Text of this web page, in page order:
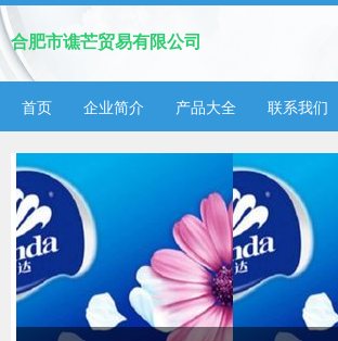
合肥市谯芒贸易有限公司
首页 企业简介 产品大全 联系我们